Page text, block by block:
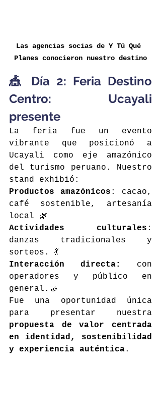
Las agencias socias de Y Tú Qué
Planes conocieron nuestro destino
🎪 Día 2: Feria Destino
Centro: Ucayali
presente
La feria fue un evento
vibrante que posicionó a
Ucayali como eje amazónico
del turismo peruano. Nuestro
stand exhibió:
Productos amazónicos : cacao,
café sostenible, artesanía
local 🌿
Actividades culturales :
danzas tradicionales y
sorteos. 💃
Interacción directa:
con
operadores y público en
general.🤝
Fue una oportunidad única
propuesta de valor centrada
en identidad, sostenibilidad
y experiencia auténtica.